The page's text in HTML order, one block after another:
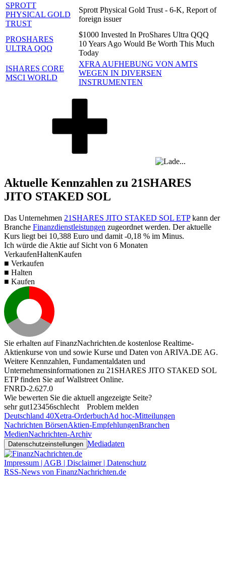
SPROTT
PHYSICAL GOLD
TRUST
Sprott Physical Gold Trust - 6-K, Report of
foreign issuer
PROSHARES
ULTRA QQQ
$1000 Invested In ProShares Ultra QQQ
10 Years Ago Would Be Worth This Much
Today
ISHARES CORE
MSCI WORLD
XFRA AUFHEBUNG VON AMTS
WEGEN IN DIVERSEN
INSTRUMENTEN
Aktuelle Kennzahlen zu 21SHARES
JITO STAKED SOL
Das Unternehmen 21SHARES JITO STAKED SOL ETPkann der
Branche Finanzdienstleistungen zugeordnet werden. Der aktuelle
Kurs liegt bei 10,388 Euro und damit -0,18 % im Minus.
Ich würde die Aktie auf Sicht von 6 Monaten
VerkaufenHaltenKaufen
■ Verkaufen
■ Halten
■ Kaufen
Sie erhalten auf FinanzNachrichten.de kostenlose Realtime-
Aktienkurse von und sowie Kurse und Daten von ARIVA.DE AG.
Weitere Kennzahlen, Fundamentaldaten und
Unternehmensinformationen zu 21SHARES JITO STAKED SOL
ETP finden Sie aufWallstreet Online.
FNRD-2.627.0
Wie bewerten Sie die aktuell angezeigte Seite?
sehr gut1 23456schlecht
Problem melden
Deutschland 40Xetra-OrderbuchAd hoc-Mitteilungen
Nachrichten BörsenAktien-EmpfehlungenBranchen
MedienNachrichten-Archiv
Datenschutzeinstellungen Mediadaten
Impressum | AGB | Disclaimer | Datenschutz
RSS-News von FinanzNachrichten.de